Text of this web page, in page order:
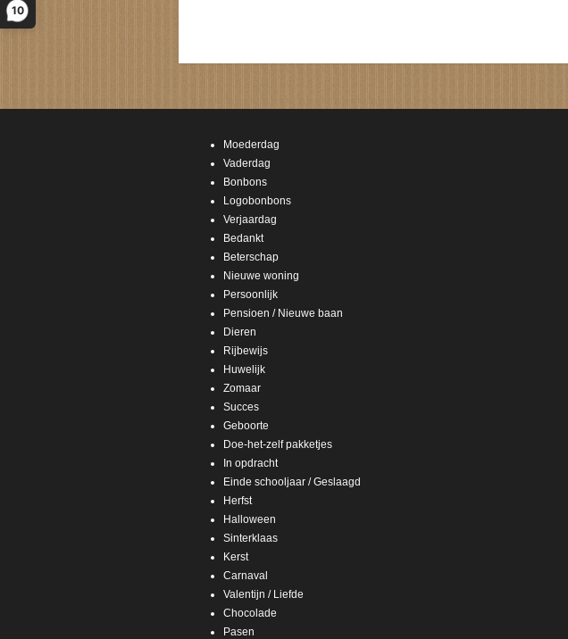
10
Moederdag
Vaderdag
Bonbons
Logobonbons
Verjaardag
Bedankt
Beterschap
Nieuwe woning
Persoonlijk
Pensioen / Nieuwe baan
Dieren
Rijbewijs
Huwelijk
Zomaar
Succes
Geboorte
Doe-het-zelf pakketjes
In opdracht
Einde schooljaar / Geslaagd
Herfst
Halloween
Sinterklaas
Kerst
Carnaval
Valentijn / Liefde
Chocolade
Pasen